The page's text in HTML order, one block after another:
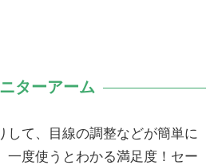
ターアーム
して、目線の調整などが簡単に
一度使うとわかる満足度！セー